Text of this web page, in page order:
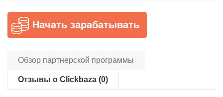
Начать зарабатывать
Обзор партнерской программы
Отзывы о Clickbaza (0)